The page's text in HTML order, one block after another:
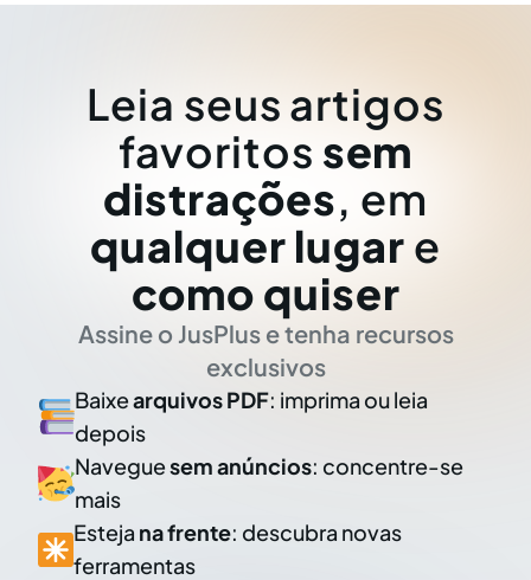
Leia seus artigos
favoritos sem
distrações, em
qualquer lugar e
como quiser
Assine o JusPlus e tenha recursos
exclusivos
Baixearquivos PDF: imprima ou leia
depois
Naveguesem anúncios: concentre-se
mais
Esteja na frente: descubra novas
ferramentas